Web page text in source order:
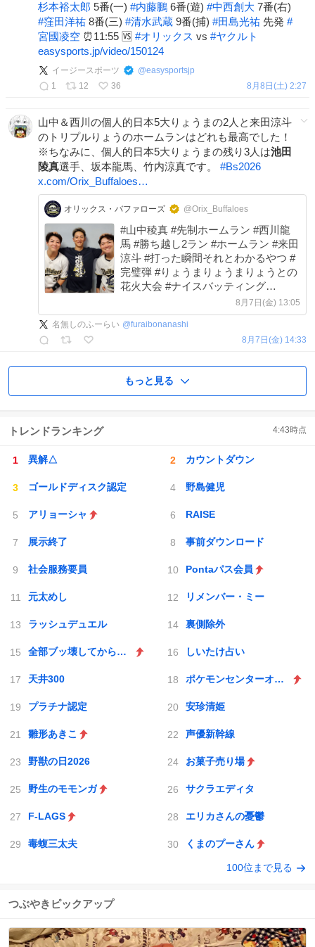
杉本裕太郎 5番(一) #内藤鵬 6番(遊) #中西創大 7番(右)
#窪田洋祐 8番(三) #清水武蔵 9番(捕) #田島光祐 先発 #
宮國凌空 ⏰11:55 🆚 #オリックス vs #ヤクルト
easysports.jp/video/150124
イージースポーツ @easysportsjp
1
12 36 8月8日(土) 2:27
山中＆西川の個人的日本5大りょうまの2人と来田涼斗
のトリプルりょうのホームランはどれも最高でした！
※ちなみに、個人的日本5大りょうまの残り3人は池田
陵真選手、坂本龍馬、竹内涼真です。 #Bs2026
x.com/Orix_Buffaloes…
オリックス・バファローズ @Orix_Buffaloes
#山中稜真 #先制ホームラン #西川龍
馬 #勝ち越し2ラン #ホームラン #来田
涼斗 #打った瞬間それとわかるやつ #
完璧弾 #りょうまりょうまりょうとの
花火大会 #ナイスバッティング
#ZOZOマリンスタジアム #日々レベ
ルアップ #Bs2026
8月7日(金) 13:05
名無しのふーらい @furaibonanashi
8月7日(金) 14:33
もっと見る
トレンドランキング 4:43時点
異解△ カウントダウン
ゴールドディスク認定 野島健児
アリョーシャ RAISE
展示終了 事前ダウンロード
社会服務要員 Pontaパス会員
元太めし リメンバー・ミー
ラッシュデュエル 裏側除外
全部ブッ壊してから辞めたい しいたけ占い
天井300 ポケモンセンターオンライン
プラチナ認定 安珍清姫
雛形あきこ 声優新幹線
野獣の日2026 お菓子売り場
野生のモモンガ サクラエディタ
F-LAGS エリカさんの憂鬱
毒蝮三太夫 くまのプーさん
100位まで見る
つぶやきピックアップ